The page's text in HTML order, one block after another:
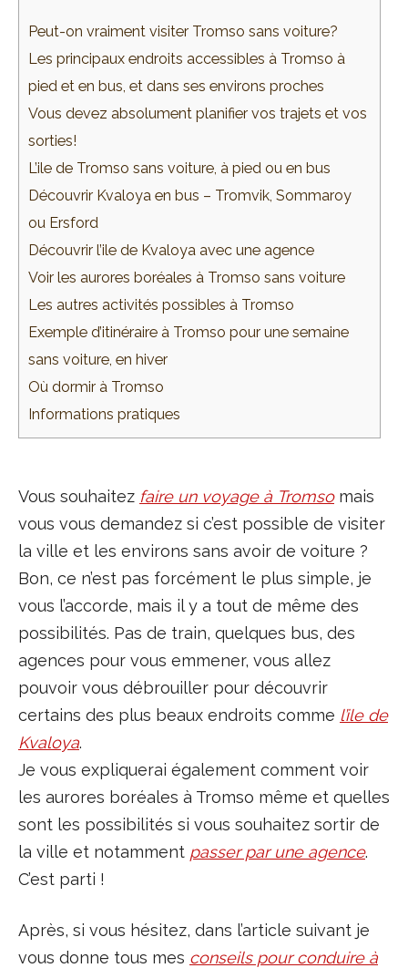
Peut-on vraiment visiter Tromso sans voiture?
Les principaux endroits accessibles à Tromso à
pied et en bus, et dans ses environs proches
Vous devez absolument planifier vos trajets et vos
sorties!
L’ile de Tromso sans voiture, à pied ou en bus
Découvrir Kvaloya en bus – Tromvik, Sommaroy
ou Ersford
Découvrir l’ile de Kvaloya avec une agence
Voir les aurores boréales à Tromso sans voiture
Les autres activités possibles à Tromso
Exemple d’itinéraire à Tromso pour une semaine
sans voiture, en hiver
Où dormir à Tromso
Informations pratiques
Vous souhaitez faire un voyage à Tromsomais
vous vous demandez si c’est possible de visiter
la ville et les environs sans avoir de voiture ?
Bon, ce n’est pas forcément le plus simple, je
vous l’accorde, mais il y a tout de même des
possibilités. Pas de train, quelques bus, des
agences pour vous emmener, vous allez
pouvoir vous débrouiller pour découvrir
certains des plus beaux endroits comme l’ile de
Kvaloya.
Je vous expliquerai également comment voir
les aurores boréales à Tromso même et quelles
sont les possibilités si vous souhaitez sortir de
la ville et notamment passer par une agence.
C’est parti !
Après, si vous hésitez, dans l’article suivant je
vous donne tous mes conseils pour conduire à